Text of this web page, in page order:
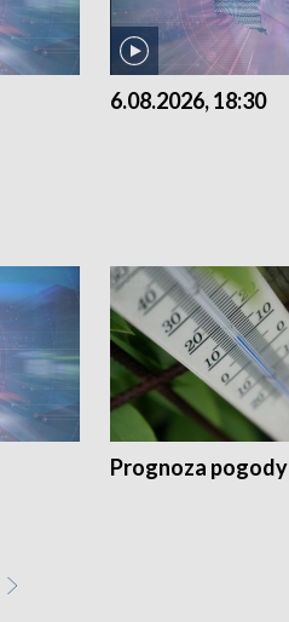
6.08.2026, 18:30
Prognoza pogody